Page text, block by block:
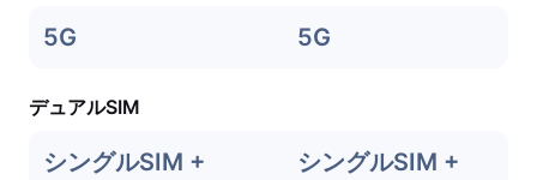
5G 5G
デュアルSIM
シングルSIM +
シングルSIM +